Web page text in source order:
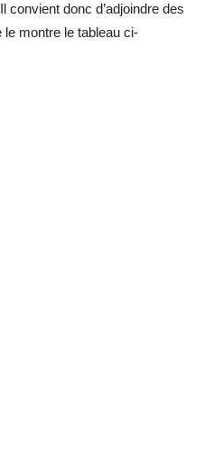
convient donc d’adjoindre des
montre le tableau ci-